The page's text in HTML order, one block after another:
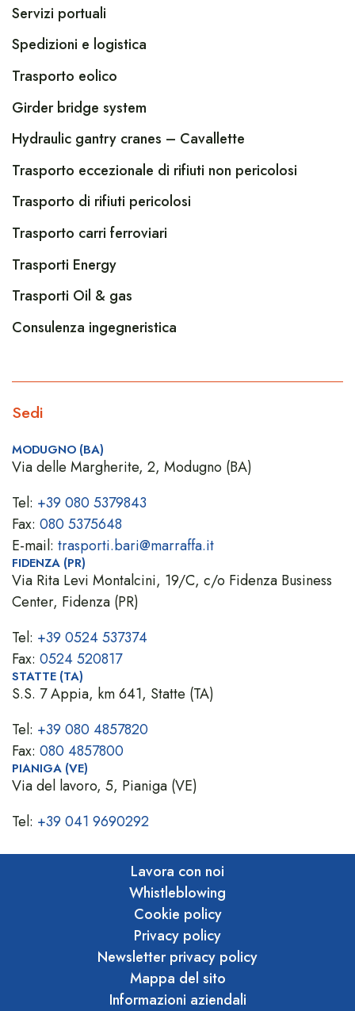
Servizi portuali
Spedizioni e logistica
Trasporto eolico
Girder bridge system
Hydraulic gantry cranes – Cavallette
Trasporto eccezionale di rifiuti non pericolosi
Trasporto di rifiuti pericolosi
Trasporto carri ferroviari
Trasporti Energy
Trasporti Oil & gas
Consulenza ingegneristica
Sedi
MODUGNO (BA)
Via delle Margherite, 2, Modugno (BA)
Tel: +39 080 5379843
Fax: 080 5375648
E-mail: trasporti.bari@marraffa.it
FIDENZA (PR)
Via Rita Levi Montalcini, 19/C, c/o Fidenza Business
Center, Fidenza (PR)
Tel: +39 0524 537374
Fax: 0524 520817
STATTE (TA)
S.S. 7 Appia, km 641, Statte (TA)
Tel: +39 080 4857820
Fax: 080 4857800
PIANIGA (VE)
Via del lavoro, 5, Pianiga (VE)
Tel: +39 041 9690292
Lavora con noi
Whistleblowing
Cookie policy
Privacy policy
Newsletter privacy policy
Mappa del sito
Informazioni aziendali